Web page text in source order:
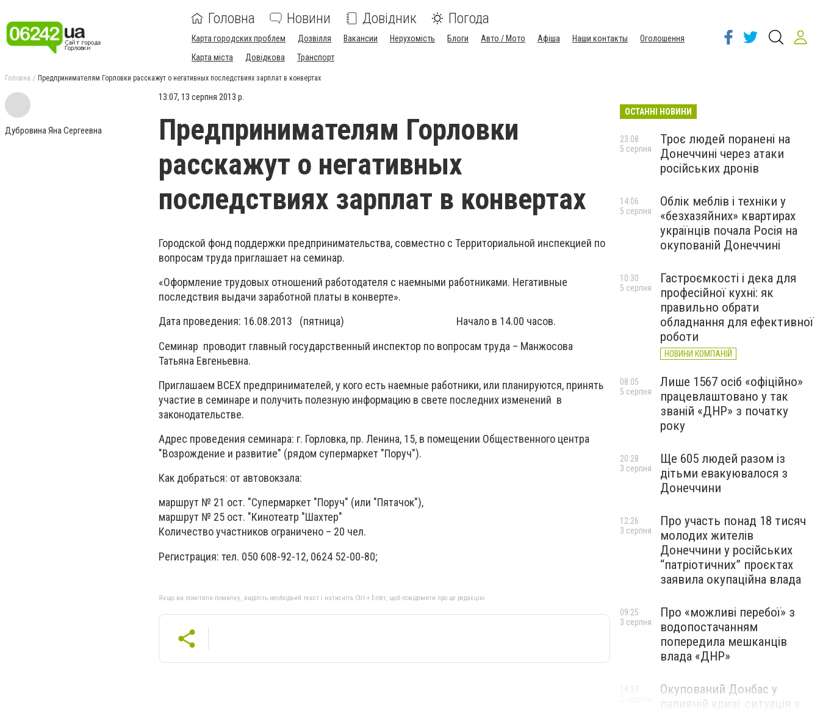
Головна Новини Довідник Погода
Карта городских проблем Дозвілля Вакансии Нерухомість Блоги Авто / Мото Афіша Наши контакты
Оголошення
Карта міста
Довідкова Транспорт
Головна Предпринимателям Горловки расскажут о негативных последствиях зарплат в конвертах
Дубровина Яна Сергеевна
13:07, 13 серпня 2013 р.
Предпринимателям Горловки
расскажут о негативных
последствиях зарплат в конвертах
Городской фонд поддержки предпринимательства, совместно с Территориальной инспекцией по
вопросам труда приглашает на семинар.
«Оформление трудовых отношений работодателя с наемными работниками. Негативные
последствия выдачи заработной платы в конверте».
Дата проведения: 16.08.2013 (пятница) Начало в 14.00 часов.
Семинар проводит главный государственный инспектор по вопросам труда – Манжосова
Татьяна Евгеньевна.
Приглашаем ВСЕХ предпринимателей, у кого есть наемные работники, или планируются, принять
участие в семинаре и получить полезную информацию в свете последних изменений в
законодательстве.
Адрес проведения семинара: г. Горловка, пр. Ленина, 15, в помещении Общественного центра
"Возрождение и развитие" (рядом супермаркет "Поруч").
Как добраться: от автовокзала:
маршрут № 21 ост. "Супермаркет "Поруч" (или "Пятачок"),
маршрут № 25 ост. "Кинотеатр "Шахтер"
Количество участников ограничено – 20 чел.
Регистрация: тел. 050 608-92-12, 0624 52-00-80;
Якщо ви помітили помилку, виділіть необхідний текст і натисніть Ctrl + Enter, щоб повідомити про це редакцію
ОСТАННІ НОВИНИ
Троє людей поранені на
Донеччині через атаки
російських дронів
23:08
5 серпня
Облік меблів і техніки у
«безхазяйних» квартирах
українців почала Росія на
окупованій Донеччині
14:06
5 серпня
Гастроємкості і дека для
професійної кухні: як
правильно обрати
обладнання для ефективної
роботи
НОВИНИ КОМПАНІЙ
10:30
5 серпня
Лише 1567 осіб «офіційно»
працевлаштовано у так
званій «ДНР» з початку
року
08:05
5 серпня
Ще 605 людей разом із
дітьми евакуювалося з
Донеччини
20:28
3 серпня
Про участь понад 18 тисяч
молодих жителів
Донеччини у російських
“патріотичних” проєктах
заявила окупаційна влада
12:26
3 серпня
Про «можливі перебої» з
водопостачанням
попередила мешканців
влада «ДНР»
09:25
3 серпня
Окупований Донбас у
паливній кризі: ситуація з